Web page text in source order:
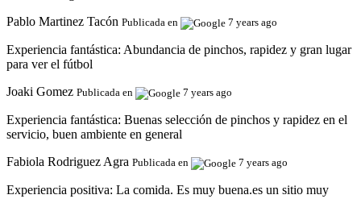
Pablo Martinez Tacón Publicada en 7 years ago
Experiencia fantástica: Abundancia de pinchos, rapidez y gran lugar
para ver el fútbol
Joaki Gomez Publicada en 7 years ago
Experiencia fantástica: Buenas selección de pinchos y rapidez en el
servicio, buen ambiente en general
Fabiola Rodriguez Agra Publicada en 7 years ago
Experiencia positiva: La comida. Es muy buena.es un sitio muy